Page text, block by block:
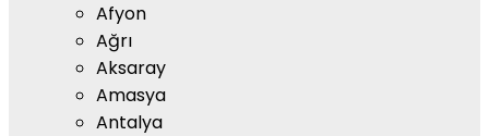
Afyon
Ağrı
Aksaray
Amasya
Antalya